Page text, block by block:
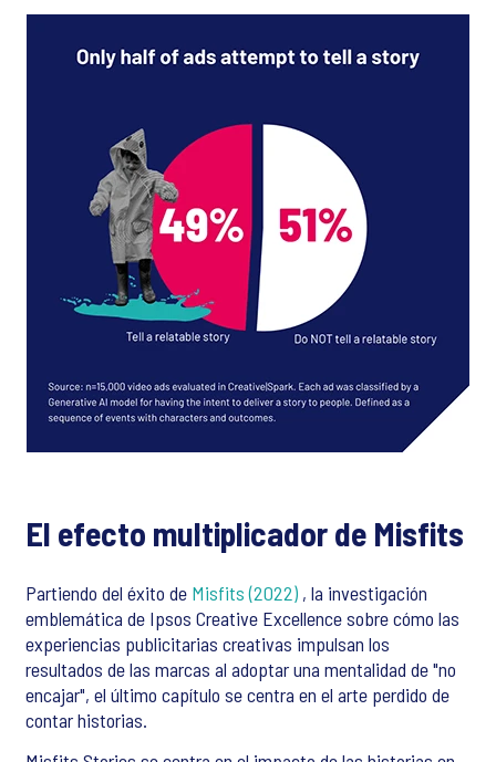
El efecto multiplicador de Misfits
Partiendo del éxito de Misfits (2022) , la investigación
emblemática de Ipsos Creative Excellence sobre cómo las
experiencias publicitarias creativas impulsan los
resultados de las marcas al adoptar una mentalidad de "no
encajar", el último capítulo se centra en el arte perdido de
contar historias.